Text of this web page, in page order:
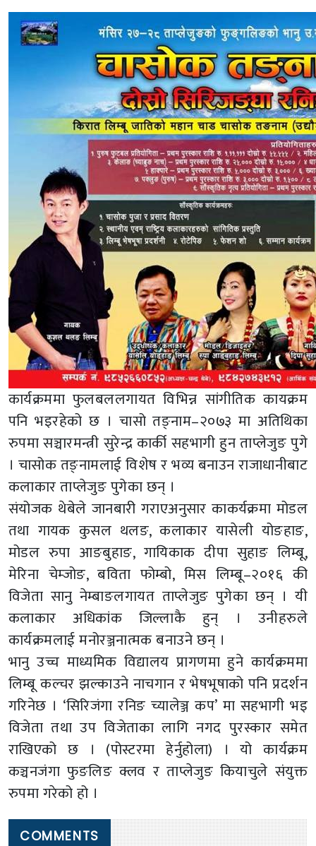
कार्यक्रममा फुलबललगायत विभिन्न सांगीतिक कायक्रम
पनि भइरहेको छ । चासो तङ्नाम–२०७३ मा अतिथिका
रुपमा सञ्चारमन्त्री सुरेन्द्र कार्की सहभागी हुन ताप्लेजुङ पुगे
। चासोक तङ्नामलाई विशेष र भव्य बनाउन राजाधानीबाट
कलाकार ताप्लेजुङ पुगेका छन् ।
संयोजक थेबेले जानबारी गराएअनुसार काकर्यक्रमा मोडल
तथा गायक कुसल थलङ, कलाकार यासेली योङहाङ,
मोडल रुपा आङबुहाङ, गायिकाक दीपा सुहाङ लिम्बू,
मेरिना चेम्जोङ, बविता फोम्बो, मिस लिम्बू–२०१६ की
विजेता सानु नेम्बाङलगायत ताप्लेजुङ पुगेका छन् । यी
कलाकार अधिकांक जिल्लाकै हुन् । उनीहरुले
कार्यक्रमलाई मनोरञ्जनात्मक बनाउने छन् ।
भानु उच्च माध्यमिक विद्यालय प्रागणमा हुने कार्यक्रममा
लिम्बू कल्चर झल्काउने नाचगान र भेषभूषाको पनि प्रदर्शन
गरिनेछ । ‘सिरिजंगा रनिङ च्यालेञ्ज कप’ मा सहभागी भइ
विजेता तथा उप विजेताका लागि नगद पुरस्कार समेत
राखिएको छ । (पोस्टरमा हेर्नुहोला) । यो कार्यक्रम
कञ्चनजंगा फुङलिङ क्लव र ताप्लेजुङ कियाचुले संयुक्त
रुपमा गरेको हो ।
COMMENTS